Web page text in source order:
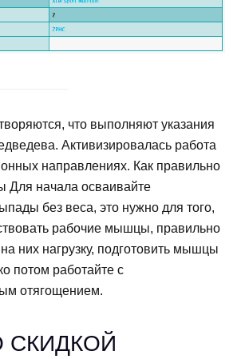
что выполняют указания
Активизировалась работа
направлениях. Как правильно
Для начала осваивайте
без веса, это нужно для того,
рабочие мышцы, правильно
них нагрузку, подготовить мышцы
потом работайте с
отягощением.
СКИДКОЙ